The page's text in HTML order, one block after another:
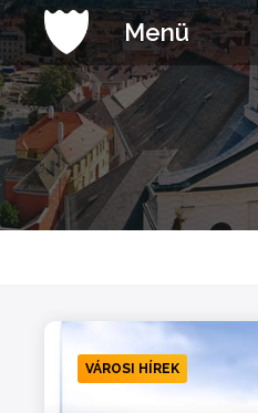
Ugrás
a
tartalomhoz
Menü
VÁROSI HÍREK